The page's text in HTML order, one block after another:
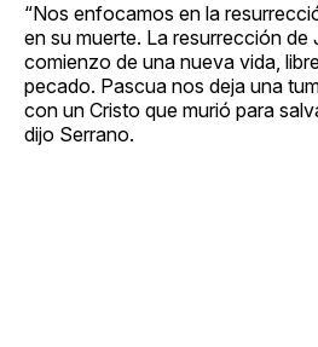
“Nos enfocamos en la
en su muerte. La resurrección de
comienzo de una nueva vida,
pecado. Pascua nos deja una
con un Cristo que murió para
dijo Serrano.